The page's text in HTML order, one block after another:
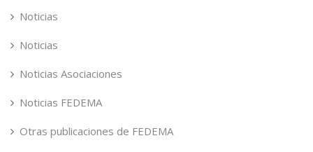
Noticias
Noticias
Noticias Asociaciones
Noticias FEDEMA
Otras publicaciones de FEDEMA